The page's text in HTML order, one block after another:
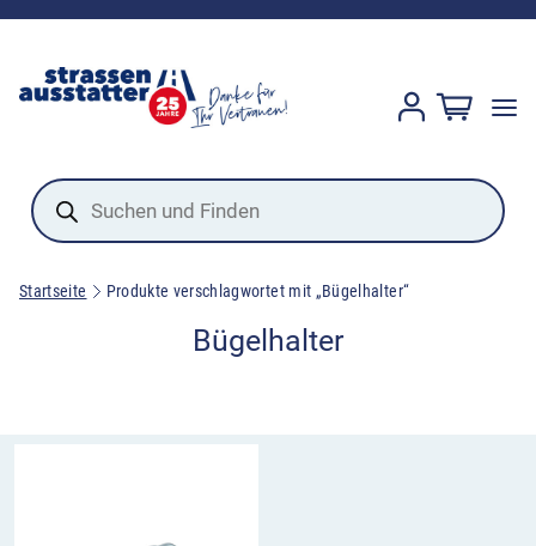
Products
search
Startseite Produkte verschlagwortet mit „Bügelhalter“
Bügelhalter